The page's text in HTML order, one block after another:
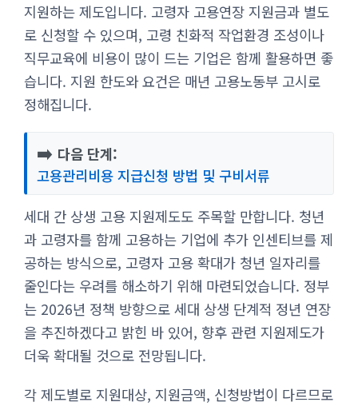
지원하는 제도입니다. 고령자 고용연장 지원금과 별도
로 신청할 수 있으며, 고령 친화적 작업환경 조성이나
직무교육에 비용이 많이 드는 기업은 함께 활용하면 좋
습니다. 지원 한도와 요건은 매년 고용노동부 고시로
정해집니다.
➡️ 다음 단계:
고용관리비용 지급신청 방법 및 구비서류
세대 간 상생 고용 지원제도도 주목할 만합니다. 청년
과 고령자를 함께 고용하는 기업에 추가 인센티브를 제
공하는 방식으로, 고령자 고용 확대가 청년 일자리를
줄인다는 우려를 해소하기 위해 마련되었습니다. 정부
는 2026년 정책 방향으로 세대 상생 단계적 정년 연장
을 추진하겠다고 밝힌 바 있어, 향후 관련 지원제도가
더욱 확대될 것으로 전망됩니다.
각 제도별로 지원대상, 지원금액, 신청방법이 다르므로